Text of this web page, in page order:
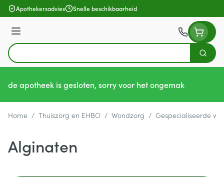
Ga naar de inhoud
Apothekersadvies Snelle beschikbaarheid
Menu
Product, merk, categorie...
Zoek
de apotheek is gesloten, sorry voor het ongemak
Home / Thuiszorg en EHBO / Wondzorg / Gespecialiseerde
Alginaten